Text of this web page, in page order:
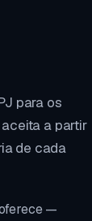
para os
a partir
de cada
—